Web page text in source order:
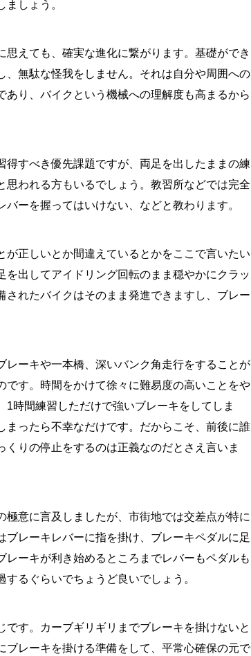
ましょう。
思えても、確実な進化に繋がります。基礎ができ
、無駄な怪我をしません。それは自分や周囲への
あり、バイクという機械への理解度も高まるから
得すべき優先課題ですが、両足を出したままの練
思われる方もいるでしょう。教習所などでは完全
バーを握ってはいけない、などと教わります。
が正しいとか間違えているとかをここで言いたい
を出してアイドリング回転のまま穏やかにクラッ
されたバイクはそのまま発進できますし、ブレー
レーキや一本橋、深いバンク角走行をすることが
です。時間をかけて徐々に難易度の高いことをや
1時間練習しただけで強いブレーキをしてしま
まったら不幸なだけです。だからこそ、前後に誰
くりの停止をするのは正義なのだとさえ言いま
極意に言及しましたが、市街地では交差点が特に
ブレーキレバーに指を掛け、ブレーキペダルに足
レーキが利き始めるところまでレバーもペダルも
するぐらいでちょうど良いでしょう。
です。カーブギリギリまでブレーキを掛けないと
ブレーキを掛ける準備をして、平常心確保の元で